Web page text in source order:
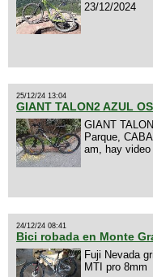
23/12/2024
25/12/24 13:04
GIANT TALON2 AZUL
GIANT
Parque,
am, hay video
24/12/24 08:41
Bici robada en Monte
Fuji Nevada
MTI pro 8mm